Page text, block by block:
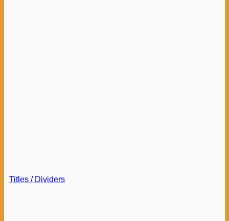
Titles / Dividers